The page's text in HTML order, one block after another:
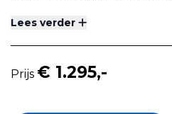
en vakmanschap.
Masito wordt gekenmerkt door
Lees verder
Prijs € 1.295,-